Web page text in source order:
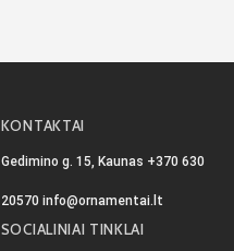
KONTAKTAI
Gedimino g. 15, Kaunas +370 630
20570 info@ornamentai.lt
SOCIALINIAI TINKLAI